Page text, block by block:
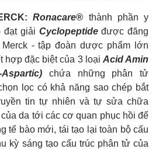
Ronacare® thành phần y
đạt giải Cyclopeptideđược đăng
- tập đoàn dược phẩm lớn
hợp đặc biệt của 3 loại Acid Amin
chứa những phân tử
lọc có khả năng sao chép bắt
tin tự nhiên và tự sửa chữa
da tới các cơ quan phục hồi để
tế bào mới, tái tạo lại toàn bộ cấu
kỳ sáng tạo cấu trúc phân tử của